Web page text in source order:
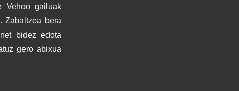
Vehoo gailuak
Zabaltzea bera
bidez edota
gero abixua